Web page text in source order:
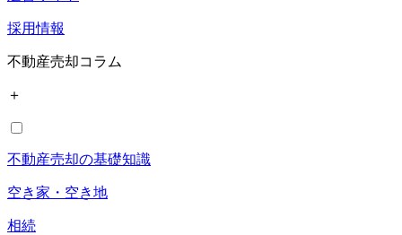
採用情報
不動産売却コラム
＋
不動産売却の基礎知識
空き家・空き地
相続